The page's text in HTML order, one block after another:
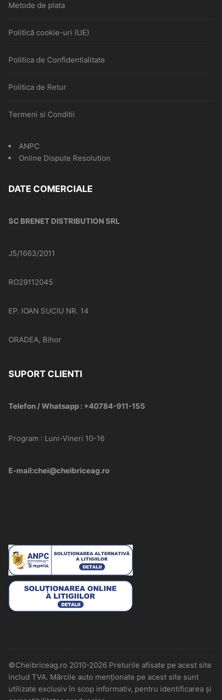
Metode de plata
Politică cookie-uri (UE)
Politica de Confidentialitate
Politica de Retur
Termeni si Conditii
ANPC
Online Dispute Resolution
DATE COMERCIALE
SC BRENET DISTRIBUTION SRL
J5/1663/2011
RO29112045
EP. IOAN SUCIU NR. 14
ORADEA, Bihor
SUPORT CLIENTI
Telefon / Whatsapp : +40784-911-155
Program : Luni-Vineri 10-16
E-mail:chei@cheibriceag.ro
©Cheibriceag.ro 2010-2026 Preturile afisate pe acest site
includ TVA. Mărcile auto menționate pe acest site sunt
utilizate exclusiv în scop informativ, pentru identificarea și